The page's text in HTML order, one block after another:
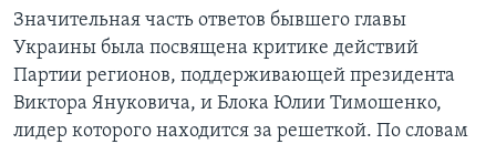
Значительная часть ответов бывшего главы
Украины была посвящена критике действий
Партии регионов, поддерживающей президента
Виктора Януковича, и Блока Юлии Тимошенко,
лидер которого находится за решеткой. По словам